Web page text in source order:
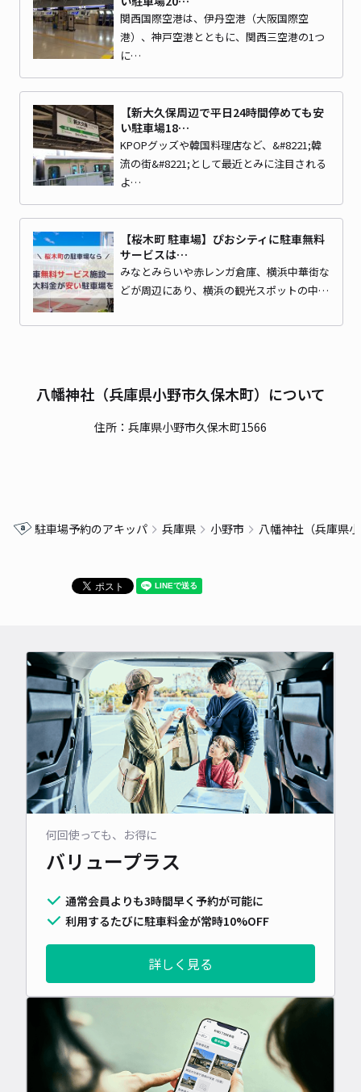
関西国際空港は、伊丹空港（大阪国際空
港）、神戸空港とともに、関西三空港の1つ
に…
【新大久保周辺で平日24時間停めても安
い駐車場18…
KPOPグッズや韓国料理店など、&#8221;韓
流の街&#8221;として最近とみに注目される
よ…
【桜木町 駐車場】ぴおシティに駐車無料
サービスは…
みなとみらいや赤レンガ倉庫、横浜中華街な
どが周辺にあり、横浜の観光スポットの中…
八幡神社（兵庫県小野市久保木町）について
住所：兵庫県小野市久保木町1566
駐車場予約のアキッパ 兵庫県 小野市 八幡神社（兵庫県
何回使っても、お得に
バリュープラス
通常会員よりも3時間早く予約が可能に
利用するたびに駐車料金が常時10%OFF
詳しく見る